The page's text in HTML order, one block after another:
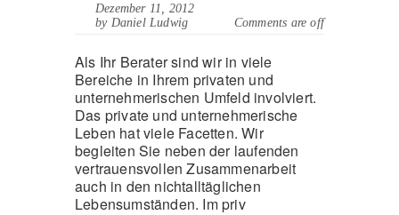
Dezember 11, 2012
by Daniel Ludwig
Comments are off
Als Ihr Berater sind wir in viele
Bereiche in Ihrem privaten und
unternehmerischen Umfeld involviert.
Das private und unternehmerische
Leben hat viele Facetten. Wir
begleiten Sie neben der laufenden
vertrauensvollen Zusammenarbeit
auch in den nichtalltäglichen
Lebensumständen. Im priv